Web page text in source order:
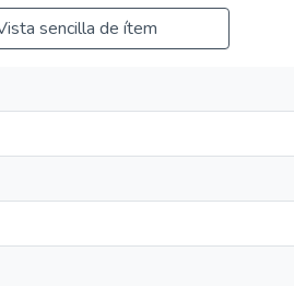
sencilla de ítem